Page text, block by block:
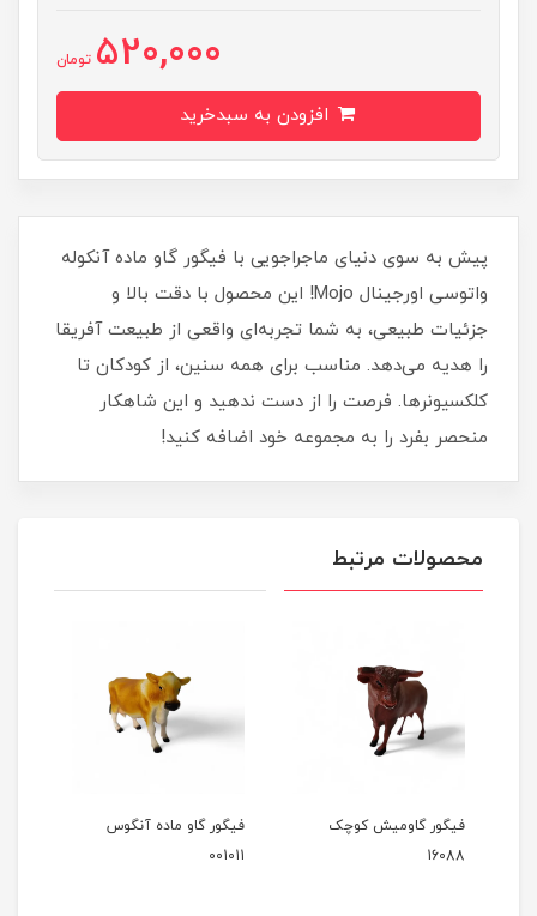
520,000 تومان
پیش به سوی دنیای ماجراجویی با فیگور گاو ماده آنکوله
واتوسی اورجینال Mojo! این محصول با دقت بالا و
جزئیات طبیعی، به شما تجربه‌ای واقعی از طبیعت آفریقا
را هدیه می‌دهد. مناسب برای همه سنین، از کودکان تا
کلکسیونرها. فرصت را از دست ندهید و این شاهکار
منحصر بفرد را به مجموعه خود اضافه کنید!
محصولات مرتبط
فیگور گاومیش کوچک
16088
فیگور گاو ماده آنگوس
001011